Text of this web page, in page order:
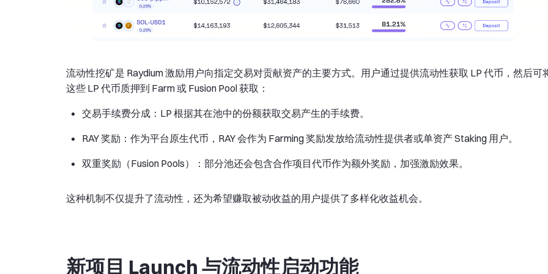
流动性挖矿是 Raydium 激励用户向指定交易对贡献资产的主要方式。用户通过提供流动性获取 LP 代币，然后可
这些 LP 代币质押到 Farm 或 Fusion Pool 获取：
交易手续费分成：LP 根据其在池中的份额获取交易产生的手续费。
RAY 奖励：作为平台原生代币，RAY 会作为 Farming 奖励发放给流动性提供者或单资产 Staking 用户。
双重奖励（Fusion Pools）：部分池还会包含合作项目代币作为额外奖励，加强激励效果。
这种机制不仅提升了流动性，还为希望赚取被动收益的用户提供了多样化收益机会。
新项目 Launch 与流动性启动功能